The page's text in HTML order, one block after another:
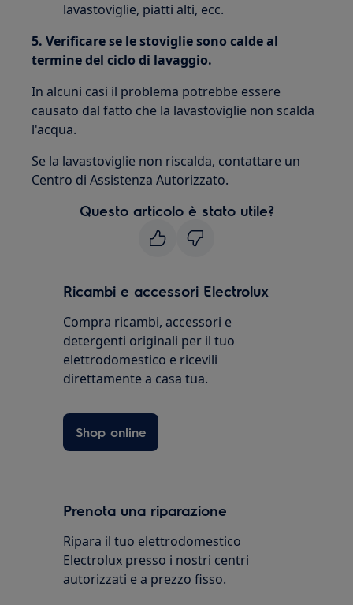
lavastoviglie, piatti alti, ecc.
5. Verificare se le stoviglie sono calde al
termine del ciclo di lavaggio.
In alcuni casi il problema potrebbe essere
causato dal fatto che la lavastoviglie non scalda
l'acqua.
Se la lavastoviglie non riscalda, contattare un
Centro di Assistenza Autorizzato.
Questo articolo è stato utile?
Ricambi e accessori Electrolux
Compra ricambi, accessori e
detergenti originali per il tuo
elettrodomestico e ricevili
direttamente a casa tua.
Shop online
Prenota una riparazione
Ripara il tuo elettrodomestico
Electrolux presso i nostri centri
autorizzati e a prezzo fisso.